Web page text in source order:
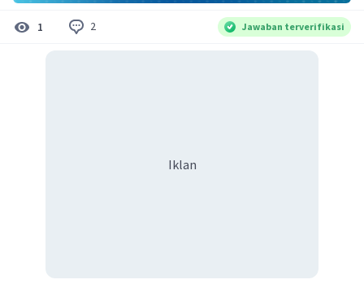
1 2 Jawaban terverifikasi
Iklan